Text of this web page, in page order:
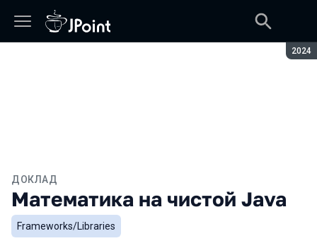
2024
ДОКЛАД
Математика на чистой Java
Frameworks/Libraries